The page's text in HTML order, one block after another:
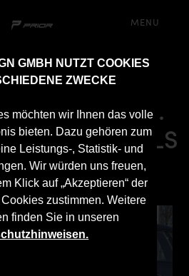
GMBH NUTZT COOKIES
ZWECKE
möchten wir Ihnen das volle
bieten. Dazu gehören zum
Leistungs-, Statistik- und
Wir würden uns freuen,
Klick auf „Akzeptieren“ der
zustimmen. Weitere
finden Sie in unseren
MENU
inkl.
Mercedes CLS
C257